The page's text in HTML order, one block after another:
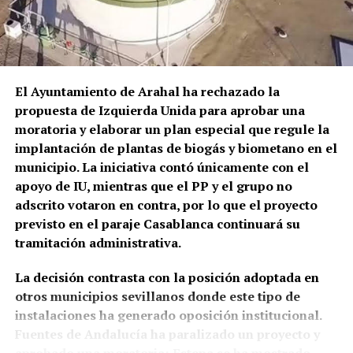
claramente documentada
El cambio resulta mucho más evidente a partir del
siglo XIX.José Alcaide Villalobos documenta para
1817 unaumento de solicitudes de permisos para
construir en los «arquillos del Arco de la Rosa».
mismo año Rafael Gómez, alguacil ordinario y
portero del Ayuntamiento, ocupaba eltorreón de la
Puerta Real o de Osuna porque no podía costear el
alquiler de una vivienda.
El episodio no es un hecho completamente aislado.
Profesionales consultados por este medio vienen
alertando de repetidos episodios de amenazas,
comportamientos agresivos y situaciones
conflictivas en el centro de salud, algunos
relacionados, según estos testimonios, con personas
que llegan bajo los efectos de drogas.
La preocupación por las agresiones a sanitarios no
es nueva. El Área de Gestión Sanitaria de Osuna puso
en marcha este mismo año formación específica con
la Guardia Civil para prevenir y afrontar este tipo de
situaciones, una iniciativa que debía extenderse,
entre otros lugares, a los profesionales del centro
de salud de Marchena.
El problema tiene además una dimensión andaluza.
El Ayuntamiento de Arahal ha rechazado la
propuesta de Izquierda Unida para aprobar una
moratoria y elaborar un plan especial que regule la
implantación de plantas de biogás y biometano en el
municipio. La iniciativa contó únicamente con el
apoyo de IU, mientras que el PP y el grupo no
adscrito votaron en contra, por lo que el proyecto
previsto en el paraje Casablanca continuará su
tramitación administrativa.
La decisión contrasta con la posición adoptada en
otros municipios sevillanos donde este tipo de
instalaciones ha generado oposición institucional.
Fuentes de Andalucía ha paralizado un proyecto y